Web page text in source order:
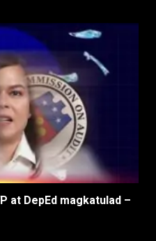
at DepEd magkatulad –